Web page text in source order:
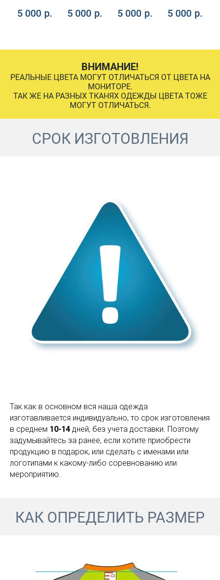
5 000 р. 5 000 р. 5 000 р. 5 000 р.
ВНИМАНИЕ!
РЕАЛЬНЫЕ ЦВЕТА МОГУТ ОТЛИЧАТЬСЯ ОТ ЦВЕТА НА
МОНИТОРЕ.
ТАК ЖЕ НА РАЗНЫХ ТКАНЯХ ОДЕЖДЫ ЦВЕТА ТОЖЕ
МОГУТ ОТЛИЧАТЬСЯ.
СРОК ИЗГОТОВЛЕНИЯ
Так как в основном вся наша одежда
изготавливается индивидуально, то срок изготовления
в среднем 10-14 дней, без учета доставки. Поэтому
задумывайтесь за ранее, если хотите приобрести
продукцию в подарок, или сделать с именами или
логотипами к какому-либо соревнованию или
мероприятию.
КАК ОПРЕДЕЛИТЬ РАЗМЕР